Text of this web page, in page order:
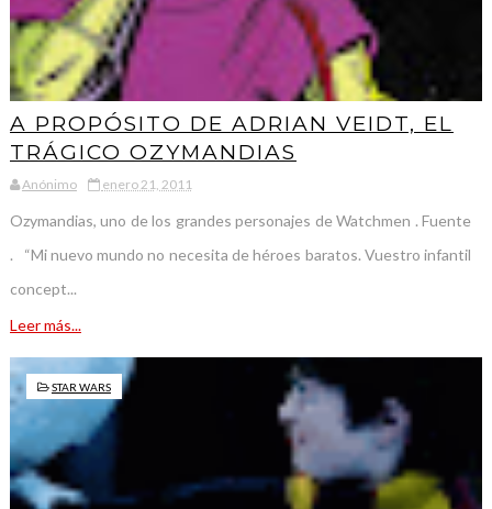
A PROPÓSITO DE ADRIAN VEIDT, EL
TRÁGICO OZYMANDIAS
Anónimo enero 21, 2011
Ozymandias, uno de los grandes personajes de Watchmen . Fuente
. “Mi nuevo mundo no necesita de héroes baratos. Vuestro infantil
concept...
Leer más...
STAR WARS